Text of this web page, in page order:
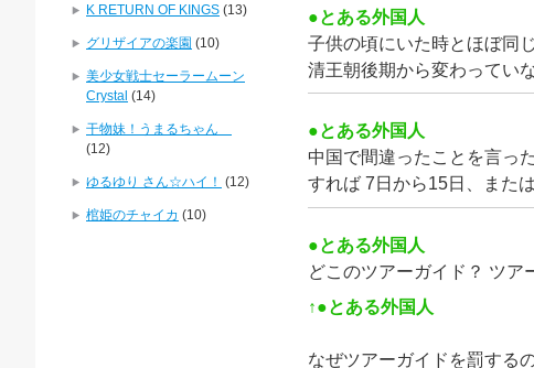
●とある外国人
子供の頃にいた時とほぼ同
清王朝後期から変わってい
●とある外国人
中国で間違ったことを言っ
すれば 7日から15日、また
●とある外国人
どこのツアーガイド？ ツア
↑●とある外国人
なぜツアーガイドを罰する
K RETURN OF KINGS (13)
グリザイアの楽園 (10)
美少女戦士セーラームーン
Crystal (14)
干物妹！うまるちゃん
(12)
ゆるゆり さん☆ハイ！ (12)
棺姫のチャイカ (10)